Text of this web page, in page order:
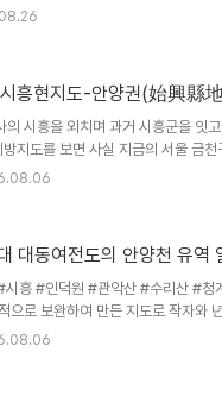
빌리온, 김중업박물관 등의 지역명
을 선정하고 이를 중심으로 관광코
것은 이번이 처음으로 지도 앞면에
흥현지도-안양권(始興縣
시흥을 외치며 과거 시흥군을 잇
지도를 보면 사실 지금의 서울 금천
이 보여준다. 1872년 시흥현지도(始
있다. 왼쪽 아래가 한강이다. 관악산
양천과 합류하여 한강으로 들어간
대동여전도의 안양천 유역
흥 #인덕원 #관악산 #수리산 #청
으로 보완하여 만든 지도로 작자와